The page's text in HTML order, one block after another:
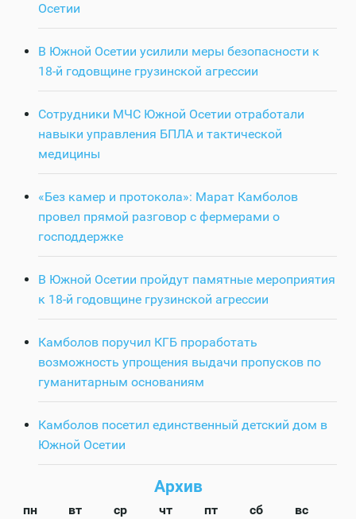
Осетии
В Южной Осетии усилили меры безопасности к
18-й годовщине грузинской агрессии
Сотрудники МЧС Южной Осетии отработали
навыки управления БПЛА и тактической
медицины
«Без камер и протокола»: Марат Камболов
провел прямой разговор с фермерами о
господдержке
В Южной Осетии пройдут памятные мероприятия
к 18-й годовщине грузинской агрессии
Камболов поручил КГБ проработать
возможность упрощения выдачи пропусков по
гуманитарным основаниям
Камболов посетил единственный детский дом в
Южной Осетии
Архив
пн вт ср чт пт сб
вс